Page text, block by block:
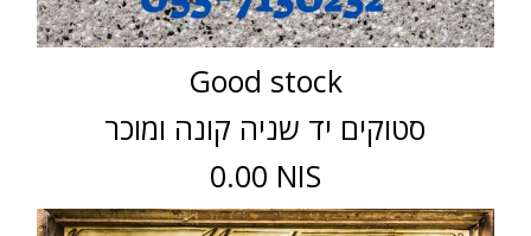
Good stock
סטוקים יד שניה קונה ומוכר
0.00 NIS